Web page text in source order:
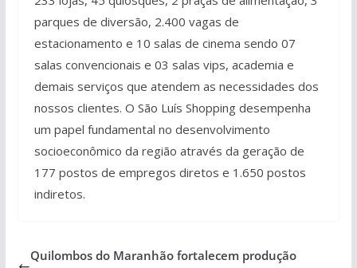
parques de diversão, 2.400 vagas de
estacionamento e 10 salas de cinema sendo 07
salas convencionais e 03 salas vips, academia e
demais serviços que atendem as necessidades dos
nossos clientes. O São Luís Shopping desempenha
um papel fundamental no desenvolvimento
socioeconômico da região através da geração de
177 postos de empregos diretos e 1.650 postos
indiretos.
Quilombos do Maranhão fortalecem produção